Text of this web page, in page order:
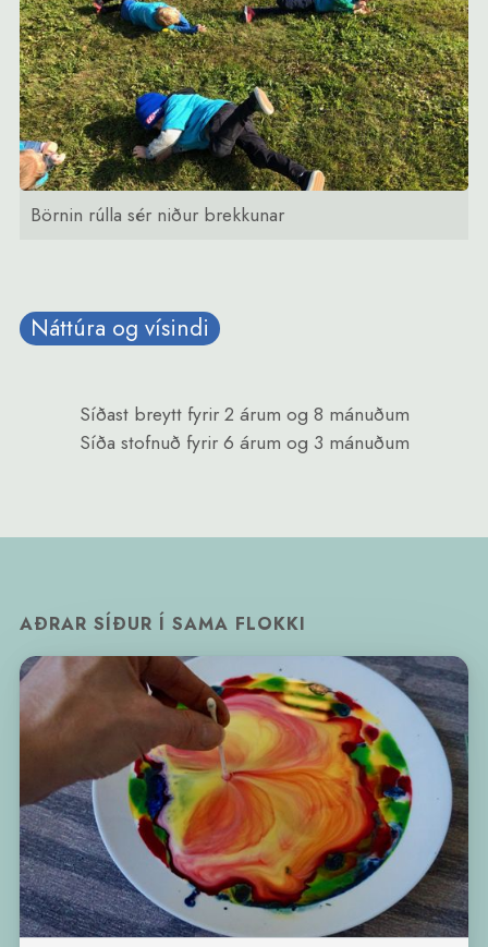
Börnin rúlla sér niður brekkunar
Náttúra og vísindi
Síðast breytt fyrir 2 árum og 8 mánuðum
Síða stofnuð fyrir 6 árum og 3 mánuðum
AÐRAR SÍÐUR Í SAMA FLOKKI